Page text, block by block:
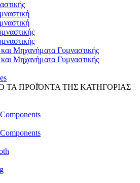
Μηχανήματα Γυμναστικής
Μηχανήματα Γυμναστικής
ΤΑ ΠΡΟΪΌΝΤΑ ΤΗΣ ΚΑΤΗΓΟΡΙΑΣ